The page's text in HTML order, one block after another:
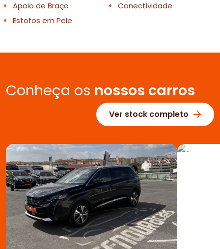
Apoio de Braço
Conectividade
Estofos em Pele
Conheça os nossos carros
Ver stock completo